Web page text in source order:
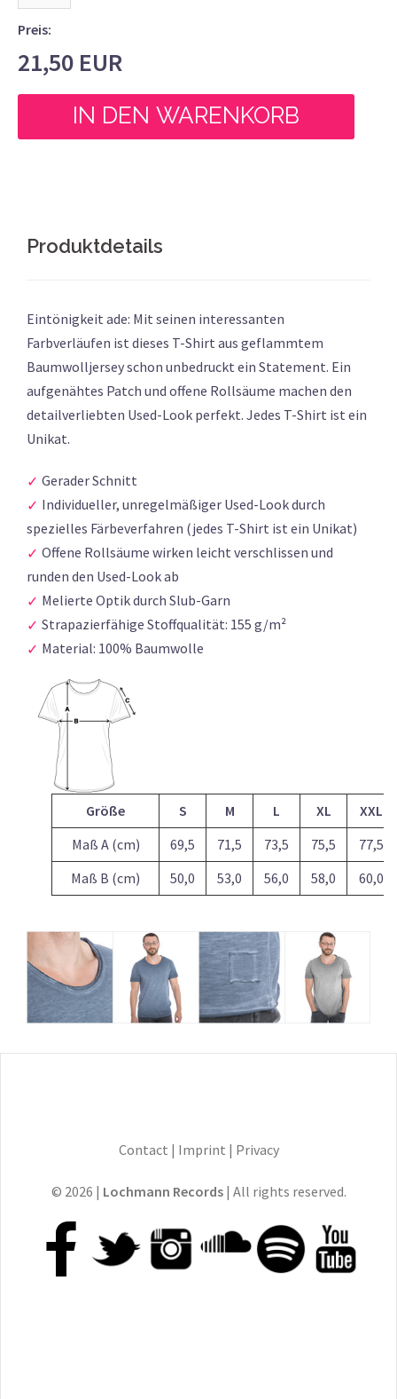
Preis:
21,50 EUR
Produktdetails
Eintönigkeit ade: Mit seinen interessanten
Farbverläufen ist dieses T-Shirt aus geflammtem
Baumwolljersey schon unbedruckt ein Statement. Ein
aufgenähtes Patch und offene Rollsäume machen den
detailverliebten Used-Look perfekt. Jedes T-Shirt ist ein
Unikat.
Gerader Schnitt
Individueller, unregelmäßiger Used-Look durch
spezielles Färbeverfahren (jedes T-Shirt ist ein Unikat)
Offene Rollsäume wirken leicht verschlissen und
runden den Used-Look ab
Melierte Optik durch Slub-Garn
Strapazierfähige Stoffqualität: 155 g/m²
Material: 100% Baumwolle
Größe S M L XL
XXL
Maß A (cm)
69,5 71,5 73,5 75,5
77,5
Maß B (cm)
50,0 53,0 56,0 58,0 60,0
Contact | Imprint | Privacy
© 2026 | Lochmann Records| All rights reserved.